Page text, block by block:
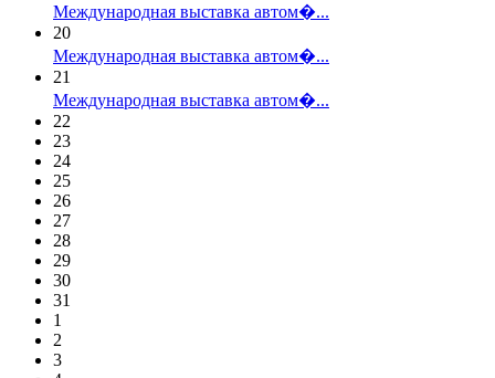
Международная выставка автом�...
20
Международная выставка автом�...
21
Международная выставка автом�...
22
23
24
25
26
27
28
29
30
31
1
2
3